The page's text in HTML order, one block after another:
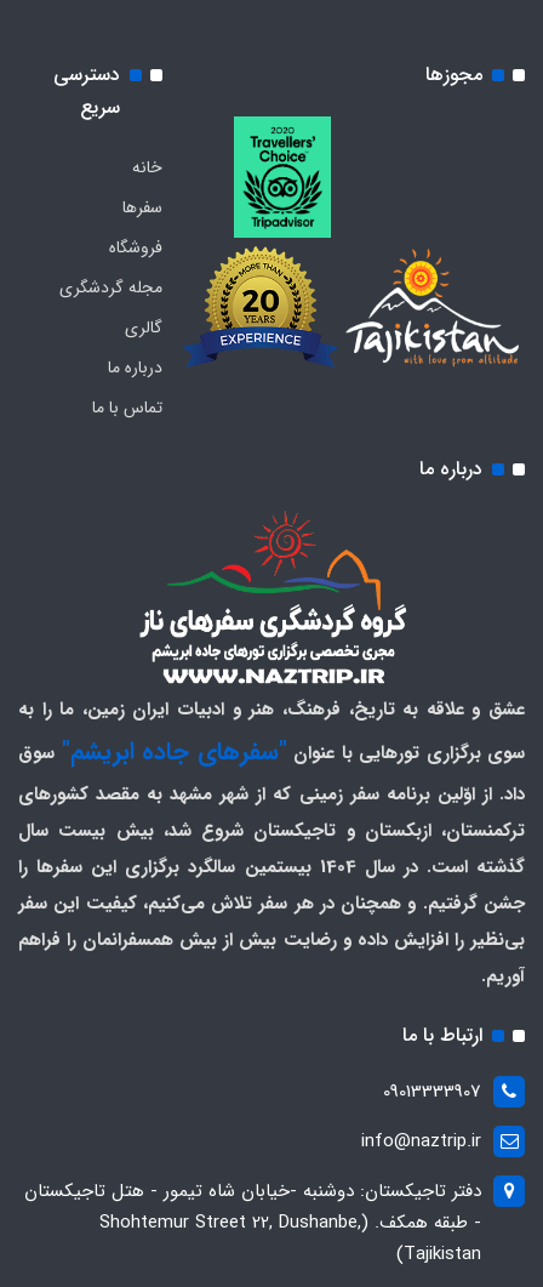
مجوزها
دسترسی
سریع
خانه
سفرها
فروشگاه
مجله گردشگری
گالری
درباره ما
تماس با ما
درباره ما
عشق و علاقه به تاریخ، فرهنگ، هنر و ادبیات ایران زمین، ما را به
سوی برگزاری تورهایی با عنوان "سفرهای جاده ابریشم" سوق
داد. از اوّلین برنامه سفر زمینی که از شهر مشهد به مقصد کشورهای
ترکمنستان، ازبکستان و تاجیکستان شروع شد، بیش بیست سال
گذشته است. در سال 1404 بیستمین سالگرد برگزاری این سفرها را
جشن گرفتیم. و همچنان در هر سفر تلاش می‌کنیم، کیفیت این سفر
بی‌نظیر را افزایش داده و رضایت بیش از بیش همسفرانمان را فراهم
آوریم.
ارتباط با ما
09013333907
info@naztrip.ir
دفتر تاجیکستان: دوشنبه -خیابان شاه تیمور - هتل تاجیکستان
- طبقه همکف. (Shohtemur Street 22, Dushanbe,
Tajikistan)